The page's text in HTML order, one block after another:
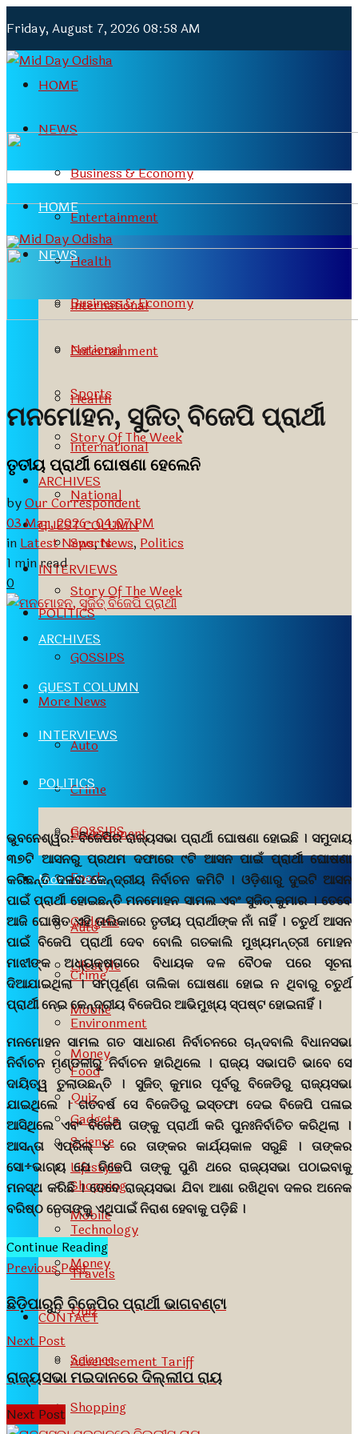
Friday, August 7, 2026 08:58 AM
HOME
NEWS
Business & Economy
Entertainment
Health
International
National
Sports
Story Of The Week
ARCHIVES
GUEST COLUMN
INTERVIEWS
POLITICS
GOSSIPS
More News
Auto
Crime
Environment
Food
Gadgets
Lifestyle
Mobile
Money
Quiz
Science
Shopping
Technology
Travels
CONTACT
Advertisement Tariff
HOME
NEWS
Business & Economy
Entertainment
Health
International
National
Sports
Story Of The Week
ARCHIVES
GUEST COLUMN
INTERVIEWS
POLITICS
GOSSIPS
More News
Auto
Crime
Environment
Food
Gadgets
Lifestyle
Mobile
Money
Quiz
Science
Shopping
ମନମୋହନ, ସୁଜିତ୍ ବିଜେପି ପ୍ରାର୍ଥୀ
ତୃତୀୟ ପ୍ରାର୍ଥୀ ଘୋଷଣା ହେଲେନି
byOur Correspondent
03 Mar, 2026- 04:07 PM
in Latest News,News, Politics
1 min read
0
ଭୁବନେଶ୍ୱର:ବିଜେପିର ରାଜ୍ୟସଭା ପ୍ରାର୍ଥୀ ଘୋଷଣା ହୋଇଛି । ସମୁଦାୟ
୩୭ଟି ଆସନରୁ ପ୍ରଥମ ଦଫାରେ ୯ଟି ଆସନ ପାଇଁ ପ୍ରାର୍ଥୀ ଘୋଷଣା
କରିଛନ୍ତି ଦଳର କେନ୍ଦ୍ରୀୟ ନିର୍ବାଚନ କମିଟି । ଓଡ଼ିଶାରୁ ଦୁଇଟି ଆସନ
ପାଇଁ ପ୍ରାର୍ଥୀ ହୋଇଛନ୍ତି ମନମୋହନ ସାମଲ ଏବଂ ସୁଜିତ୍ କୁମାର । ତେବେ
ଆଜି ଘୋଷିତ ଏହି ତାଲିକାରେ ତୃତୀୟ ପ୍ରାର୍ଥୀଙ୍କ ନାଁ ନାହିଁ । ଚତୁର୍ଥ ଆସନ
ପାଇଁ ବିଜେପି ପ୍ରାର୍ଥୀ ଦେବ ବୋଲି ଗତକାଲି ମୁଖ୍ୟମନ୍ତ୍ରୀ ମୋହନ
ମାଝୀଙ୍କ ଅଧ୍ୟକ୍ଷତାରେ ବିଧାୟକ ଦଳ ବୈଠକ ପରେ ସୂଚନା
ଦିଆଯାଇଥିଲା । ସମ୍ପୂର୍ଣ୍ଣ ତାଲିକା ଘୋଷଣା ହୋଇ ନ ଥିବାରୁ ଚତୁର୍ଥ
ପ୍ରାର୍ଥୀ ନେଇ କେନ୍ଦ୍ରୀୟ ବିଜେପିର ଆଭିମୁଖ୍ୟ ସ୍ପଷ୍ଟ ହୋଇନାହିଁ ।
ମନମୋହନ ସାମଲ ଗତ ସାଧାରଣ ନିର୍ବାଚନରେ ଚାନ୍ଦବାଲି ବିଧାନସଭା
ନିର୍ବାଚନ ମଣ୍ଡଳୀରୁ ନିର୍ବାଚନ ହାରିଥିଲେ । ରାଜ୍ୟ ସଭାପତି ଭାବେ ସେ
ଦାୟିତ୍ୱ ତୁଲାଉଛନ୍ତି । ସୁଜିତ୍ କୁମାର ପୂର୍ବରୁ ବିଜେଡିରୁ ରାଜ୍ୟସଭା
ଯାଇଥିଲେ । ଗତବର୍ଷ ସେ ବିଜେଡିରୁ ଇସ୍ତଫା ଦେଇ ବିଜେପି ପଳାଇ
ଆସିଥିଲେ ଏବଂ ବିଜେପି ତାଙ୍କୁ ପ୍ରାର୍ଥୀ କରି ପୁନଃନିର୍ବାଚିତ କରିଥିଲା ।
ଆସନ୍ତା ଏପ୍ରିଲ୍ ୪ ରେ ତାଙ୍କର କାର୍ଯ୍ୟକାଳ ସରୁଛି । ତାଙ୍କର
ସୋ÷ଭାଗ୍ୟ ଯେ ବିଜେପି ତାଙ୍କୁ ପୁଣି ଥରେ ରାଜ୍ୟସଭା ପଠାଇବାକୁ
ମନସ୍ଥ କରିଛି । ତେବେ ରାଜ୍ୟସଭା ଯିବା ଆଶା ରଖିଥିବା ଦଳର ଅନେକ
ବରିଷ୍ଠ ନେତାଙ୍କୁ ଏଥିପାଇଁ ନିରାଶ ହେବାକୁ ପଡ଼ିଛି ।
Continue Reading
Previous Post
ଛିଡ଼ିପାରୁନିି ବିଜେପିର ପ୍ରାର୍ଥୀ ଭାଗବଣ୍ଟା
Next Post
ରାଜ୍ୟସଭା ମଇଦାନରେ ଦିଲ୍ଲୀପ ରାୟ
Next Post